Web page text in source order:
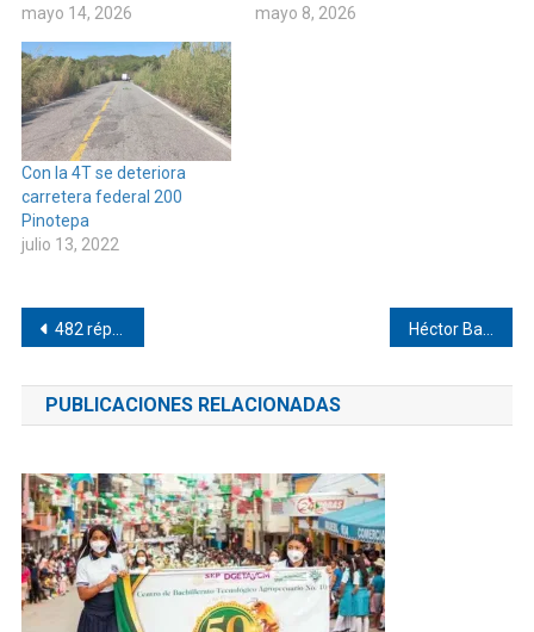
mayo 14, 2026
mayo 8, 2026
Con la 4T se deteriora
carretera federal 200
Pinotepa
julio 13, 2022
Navegación
de
entradas
482 réplicas del sismo de 5.6 en Pinotepa Héctor Baños entrega apoyo en Minitán
PUBLICACIONES RELACIONADAS